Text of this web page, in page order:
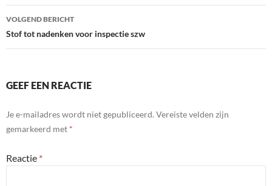
VOLGEND BERICHT
Stof tot nadenken voor inspectie szw
GEEF EEN REACTIE
Je e-mailadres wordt niet gepubliceerd. Vereiste velden zijn
gemarkeerd met *
Reactie *